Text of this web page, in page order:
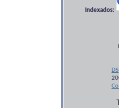
Indexados: